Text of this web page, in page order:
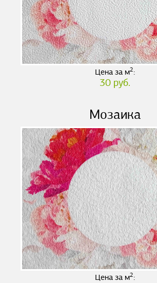
Цена за м2:
30 руб.
Мозаика
Цена за м2: